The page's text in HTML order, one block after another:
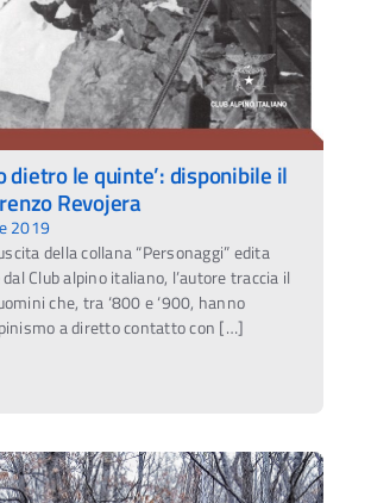
dietro le quinte’: disponibile il
Revojera
2019
della collana “Personaggi” edita
Club alpino italiano, l’autore traccia il
che, tra ‘800 e ‘900, hanno
a diretto contatto con […]